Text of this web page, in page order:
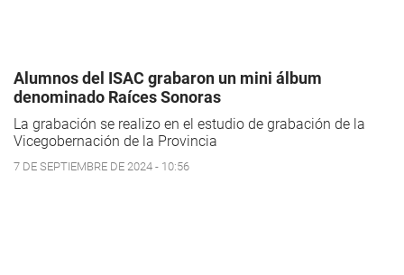
Alumnos del ISAC grabaron un mini álbum
denominado Raíces Sonoras
La grabación se realizo en el estudio de grabación de la
Vicegobernación de la Provincia
7 DE SEPTIEMBRE DE 2024 - 10:56